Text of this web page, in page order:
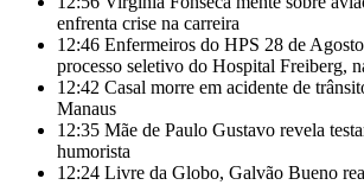
enfrenta crise na carreira
12:46 Enfermeiros do HPS 28 de
processo seletivo do Hospital Freiberg,
12:42 Casal morre em acidente de
Manaus
12:35 Mãe de Paulo Gustavo revela
humorista
12:24 Livre da Globo, Galvão Bueno